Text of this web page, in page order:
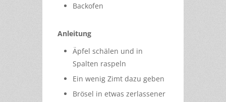
Backofen
Anleitung
Äpfel schälen und in
Spalten raspeln
Ein wenig Zimt dazu geben
Brösel in etwas zerlassener